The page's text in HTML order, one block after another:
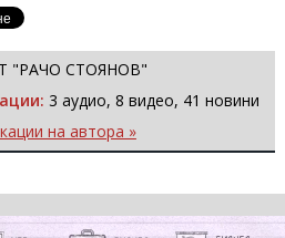
"РАЧО СТОЯНОВ"
3 аудио, 8 видео, 41 новини
на автора »